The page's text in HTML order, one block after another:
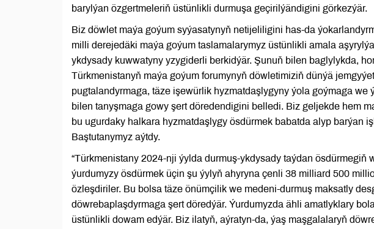
barylýan özgertmeleriň üstünlikli durmuşa geçirilýändigini görkezýär.
Biz döwlet maýa goýum syýasatynyň netijeliligini has-da
milli derejedäki maýa goýum taslamalarymyz üstünlikli amala
ykdysady kuwwatyny yzygiderli berkidýär. Şunuň bilen baglylykda,
Türkmenistanyň maýa goýum forumynyň döwletimiziň dünýä
pugtalandyrmaga, täze işewürlik hyzmatdaşlygyny ýola goýmaga we
bilen tanyşmaga gowy şert döredendigini belledi. Biz geljekde hem
bu ugurdaky halkara hyzmatdaşlygy ösdürmek babatda alyp barýan
Baştutanymyz aýtdy.
“Türkmenistany 2024-nji ýylda durmuş-ykdysady taýdan ösdürmegiň
ýurdumyzy ösdürmek üçin şu ýylyň ahyryna çenli 38 milliard 500
özleşdiriler. Bu bolsa täze önümçilik we medeni-durmuş maksatly
döwrebaplaşdyrmaga şert döredýär. Ýurdumyzda ähli amatlyklary
üstünlikli dowam edýär. Biz ilatyň, aýratyn-da, ýaş maşgalalaryň